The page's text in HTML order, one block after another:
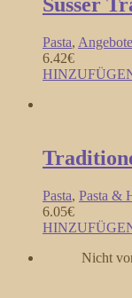
Süsser
Pasta, Angebote
6.42€
Pasta, Pasta &
6.05€
Nicht